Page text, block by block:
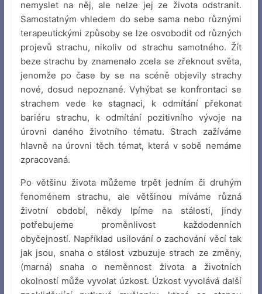
nemyslet na něj, ale nelze jej ze života odstranit.
Samostatným vhledem do sebe sama nebo různými
terapeutickými způsoby se lze osvobodit od různých
projevů strachu, nikoliv od strachu samotného. Žít
beze strachu by znamenalo zcela se zřeknout světa,
jenomže po čase by se na scéně objevily strachy
nové, dosud nepoznané. Vyhýbat se konfrontaci se
strachem vede ke stagnaci, k odmítání překonat
bariéru strachu, k odmítání pozitivního vývoje na
úrovni daného životního tématu. Strach zažíváme
hlavně na úrovni těch témat, která v sobě nemáme
zpracovaná.
Po většinu života můžeme trpět jedním či druhým
fenoménem strachu, ale většinou míváme různá
životní období, někdy lpíme na stálosti, jindy
potřebujeme proměnlivost každodenních
obyčejností. Například usilování o zachování věcí tak
jak jsou, snaha o stálost vzbuzuje strach ze změny,
(marná) snaha o neměnnost života a životních
okolností může vyvolat úzkost. Úzkost vyvolává další